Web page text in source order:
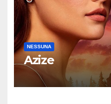
NESSUNA
Azize